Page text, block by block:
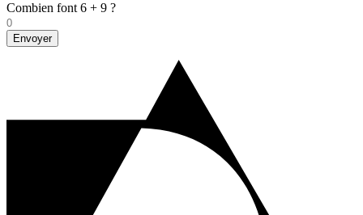
Combien font 6 + 9 ?
Envoyer